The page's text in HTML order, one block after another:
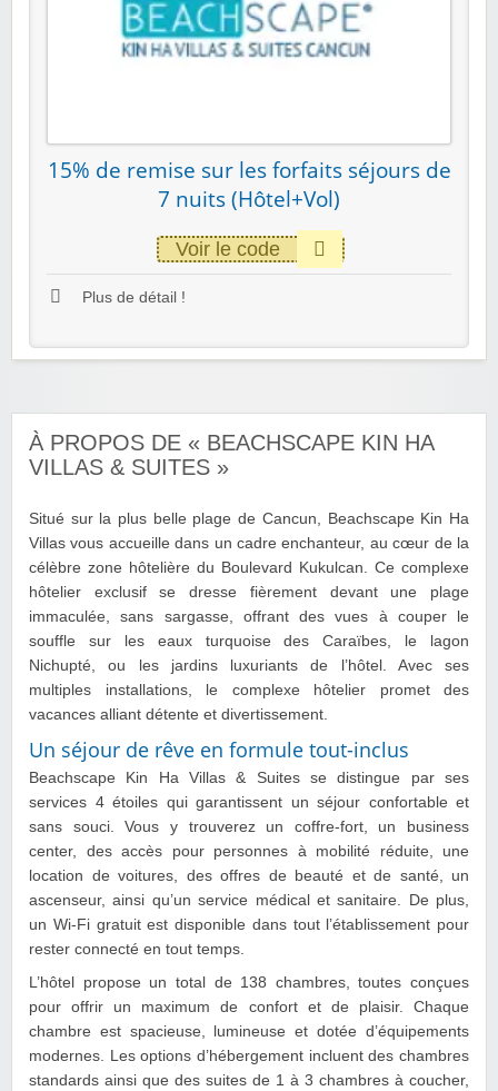
15% de remise sur les forfaits séjours de
7 nuits (Hôtel+Vol)
Voir le code
Plus de détail !
À PROPOS DE « BEACHSCAPE KIN HA
VILLAS & SUITES »
Situé sur la plus belle plage de Cancun, Beachscape Kin Ha
Villas vous accueille dans un cadre enchanteur, au cœur de la
célèbre zone hôtelière du Boulevard Kukulcan. Ce complexe
hôtelier exclusif se dresse fièrement devant une plage
immaculée, sans sargasse, offrant des vues à couper le
souffle sur les eaux turquoise des Caraïbes, le lagon
Nichupté, ou les jardins luxuriants de l’hôtel. Avec ses
multiples installations, le complexe hôtelier promet des
vacances alliant détente et divertissement.
Un séjour de rêve en formule tout-inclus
Beachscape Kin Ha Villas & Suites se distingue par ses
services 4 étoiles qui garantissent un séjour confortable et
sans souci. Vous y trouverez un coffre-fort, un business
center, des accès pour personnes à mobilité réduite, une
location de voitures, des offres de beauté et de santé, un
ascenseur, ainsi qu’un service médical et sanitaire. De plus,
un Wi-Fi gratuit est disponible dans tout l’établissement pour
rester connecté en tout temps.
L’hôtel propose un total de 138 chambres, toutes conçues
pour offrir un maximum de confort et de plaisir. Chaque
chambre est spacieuse, lumineuse et dotée d’équipements
modernes. Les options d’hébergement incluent des chambres
standards ainsi que des suites de 1 à 3 chambres à coucher,